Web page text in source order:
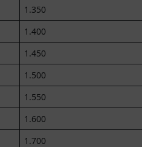
1.350
1.400
1.450
1.500
1.550
1.600
1.700